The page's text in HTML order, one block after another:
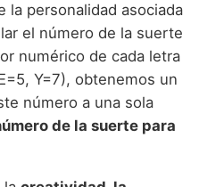
la personalidad asociada
el número de la suerte
numérico de cada letra
Y=7), obtenemos un
número a una sola
de la suerte para